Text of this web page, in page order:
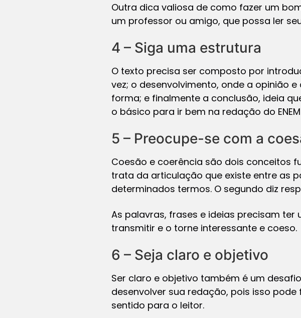
Outra dica valiosa de como fazer um
um professor ou amigo, que possa ler
4 – Siga uma estrutura
O texto precisa ser composto por
vez; o desenvolvimento, onde a opinião
forma; e finalmente a conclusão, ideia
o básico para ir bem na redação do ENEM
5 – Preocupe-se com a
Coesão e coerência são dois conceitos
trata da articulação que existe entre as
determinados termos. O segundo diz
As palavras, frases e ideias precisam
transmitir e o torne interessante e coeso.
6 – Seja claro e objetivo
Ser claro e objetivo também é um
desenvolver sua redação, pois isso
sentido para o leitor.